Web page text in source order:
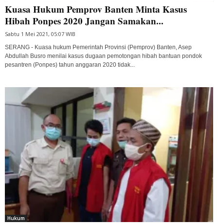
Kuasa Hukum Pemprov Banten Minta Kasus
Hibah Ponpes 2020 Jangan Samakan...
Sabtu 1 Mei 2021, 05:07 WIB
SERANG - Kuasa hukum Pemerintah Provinsi (Pemprov) Banten, Asep
Abdullah Busro menilai kasus dugaan pemotongan hibah bantuan pondok
pesantren (Ponpes) tahun anggaran 2020 tidak...
Hukum